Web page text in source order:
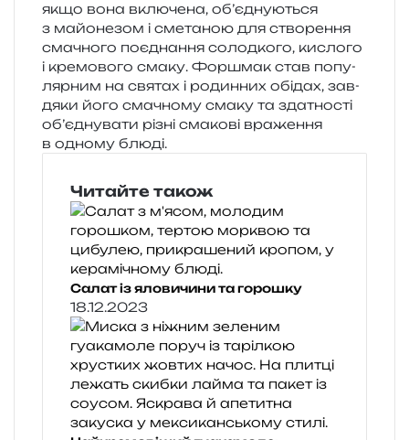
якщо вона вклю­че­на, об’­єд­ну­ю­ться
з майо­не­зом і сме­та­ною для ство­ре­н­ня
сма­чно­го поєд­на­н­ня солод­ко­го, кисло­го
і кре­мо­во­го смаку. Форшмак став попу­
ляр­ним на свя­тах і родин­них обі­дах, зав­
дя­ки його сма­чно­му смаку та зда­тно­сті
об’­єд­ну­ва­ти різні сма­ко­ві вра­же­н­ня
в одно­му блюді.
Читайте також
Салат із яловичини та горошку
18.12.2023